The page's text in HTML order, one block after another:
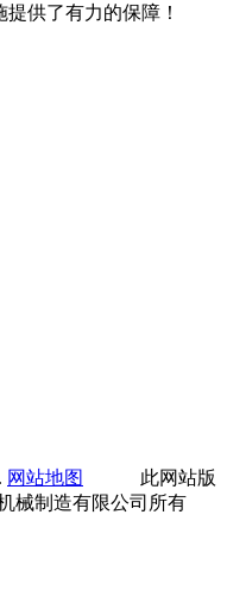
供了有力的保障！
网站地图
此网站版
械制造有限公司所有